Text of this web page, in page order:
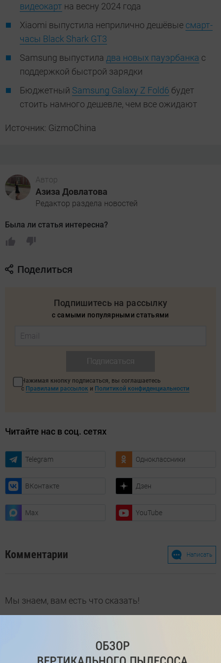
видеокарт на весну 2024 года
Xiaomi выпустила неприлично дешёвые смарт-
часы Black Shark GT3
Samsung выпустила два новых пауэрбанка с
поддержкой быстрой зарядки
Бюджетный Samsung Galaxy Z Fold6 будет
стоить намного дешевле, чем все ожидают
Источник: GizmoChina
Автор
Азиза Довлатова
Редактор раздела новостей
Была ли статья интересна?
Поделиться
Подпишитесь на рассылку
с самыми популярными статьями
Нажимая кнопку подписаться, вы соглашаетесь
с Правилами рассылок и Политикой конфиденциальности
Читайте нас в соц. сетях
Telegram Одноклассники
ВКонтакте Дзен
Max YouTube
Комментарии Написать
Мы знаем, вам есть что сказать!
Войдите Зарегистрируйтесь